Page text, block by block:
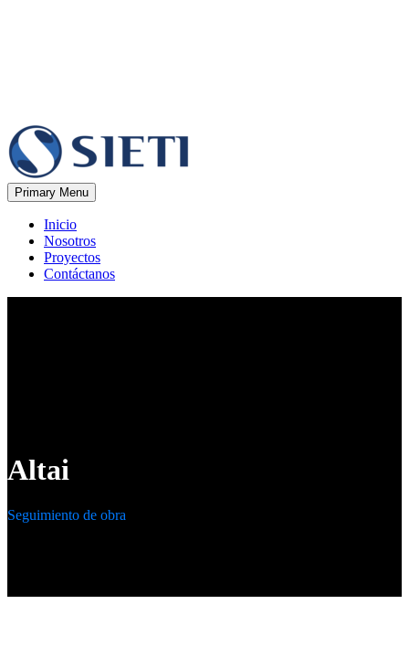
Primary Menu
Inicio
Nosotros
Proyectos
Contáctanos
Altai
Seguimiento de obra